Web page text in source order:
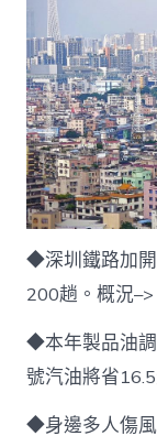
◆深圳鐵路加開
200趟。概況–>
◆本年製品油調
號汽油將省
◆身邊多人傷